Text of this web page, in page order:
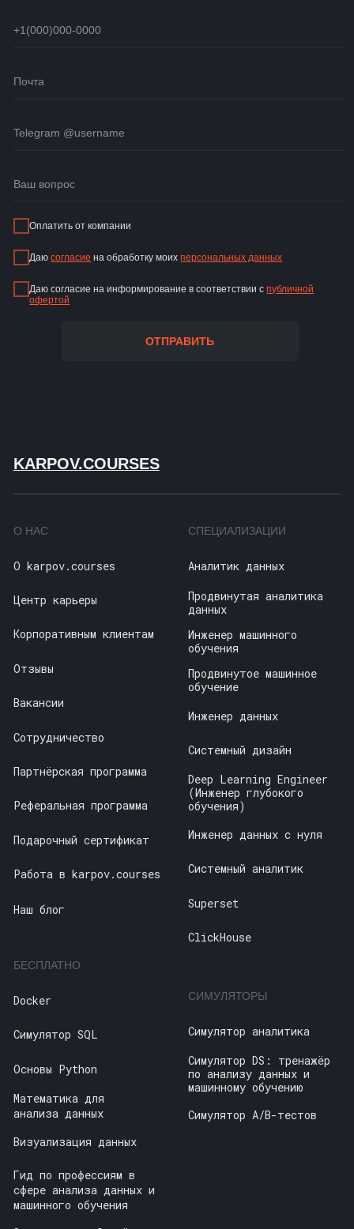
Оплатить от компании
Даюсогласие на обработку моихперсональных данных
Даю согласие на информирование в соответствии спубличной
офертой
ОТПРАВИТЬ